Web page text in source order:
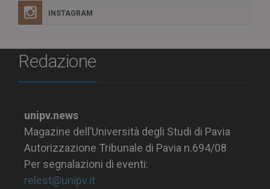
INSTAGRAM
Redazione
unipv.news
Magazine dell’Università degli Studi di Pavia
Autorizzazione Tribunale di Pavia n.694/08
Per segnalazioni di eventi:
relest@unipv.it